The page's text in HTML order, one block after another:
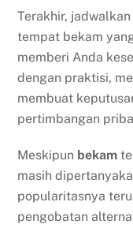
Terakhir,
tempat bekam
memberi Anda
dengan praktisi,
membuat
pertimbangan
Meskipun bekam
masih
popularitasnya
pengobatan